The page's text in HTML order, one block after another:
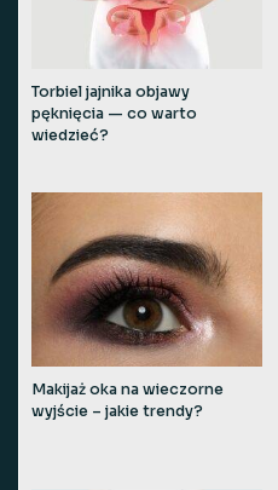
Torbiel jajnika objawy
pęknięcia — co warto
wiedzieć?
Makijaż oka na wieczorne
wyjście – jakie trendy?